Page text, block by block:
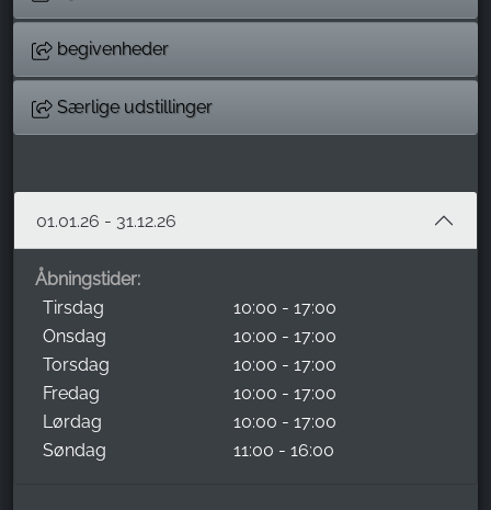
begivenheder
Særlige udstillinger
01.01.26 - 31.12.26
Åbningstider:
Tirsdag
10:00 - 17:00
Onsdag
10:00 - 17:00
Torsdag
10:00 - 17:00
Fredag
10:00 - 17:00
Lørdag
10:00 - 17:00
Søndag
11:00 - 16:00